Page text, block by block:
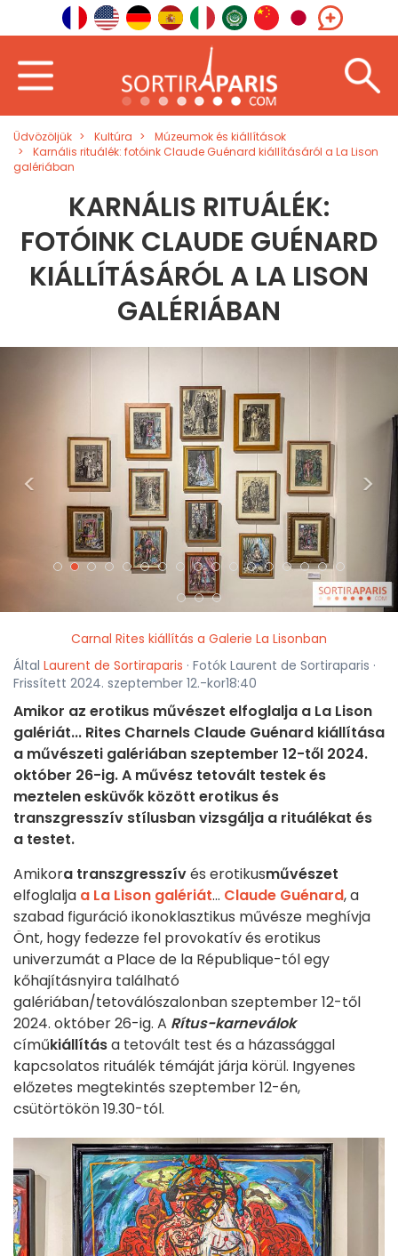
Üdvözöljük Kultúra
Múzeumok és kiállítások
Karnális rituálék: fotóink Claude Guénard kiállításáról a La Lison
galériában
KARNÁLIS RITUÁLÉK:
FOTÓINK CLAUDE GUÉNARD
KIÁLLÍTÁSÁRÓL A LA LISON
GALÉRIÁBAN
< >
Carnal Rites kiállítás a Galerie La Lisonban
Által Laurent de Sortiraparis · Fotók Laurent de Sortiraparis ·
Frissített 2024. szeptember 12.-kor18:40
Amikor az erotikus művészet elfoglalja a La Lison
galériát... Rites Charnels Claude Guénard kiállítása
a művészeti galériában szeptember 12-től 2024.
október 26-ig. A művész tetovált testek és
meztelen esküvők között erotikus és
transzgresszív stílusban vizsgálja a rituálékat és
a testet.
Amikora transzgresszívés erotikusművészet
elfoglalja a La Lison galériát... Claude Guénard, a
szabad figuráció ikonoklasztikus művésze meghívja
Önt, hogy fedezze fel provokatív és erotikus
univerzumát a Place de la République-tól egy
kőhajításnyira található
galériában/tetoválószalonban szeptember 12-től
2024. október 26-ig. A Rítus-karneválok
címűkiállítása tetovált test és a házassággal
kapcsolatos rituálék témáját járja körül. Ingyenes
előzetes megtekintés szeptember 12-én,
csütörtökön 19.30-tól.